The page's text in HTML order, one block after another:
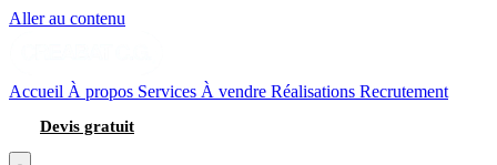
Aller au contenu
Accueil À propos Services À vendre Réalisations Recrutement
Devis gratuit